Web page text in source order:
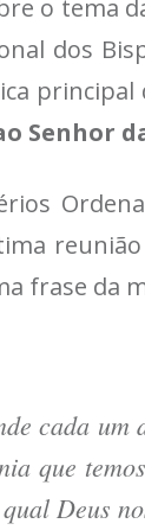
o tema
dos
principal
Senhor
reunião
frase da
cada um
que
Deus